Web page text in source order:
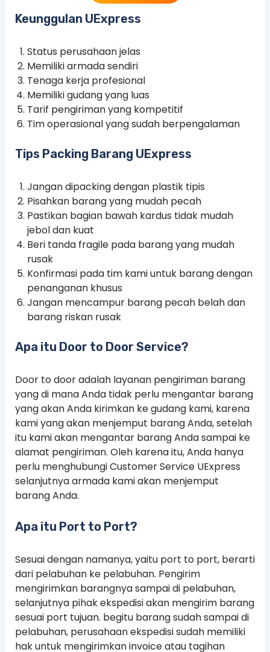
Keunggulan UExpress
Status perusahaan jelas
Memiliki armada sendiri
Tenaga kerja profesional
Memiliki gudang yang luas
Tarif pengiriman yang kompetitif
Tim operasional yang sudah berpengalaman
Tips Packing Barang UExpress
Jangan dipacking dengan plastik tipis
Pisahkan barang yang mudah pecah
Pastikan bagian bawah kardus tidak mudah
jebol dan kuat
Beri tanda fragile pada barang yang mudah
rusak
Konfirmasi pada tim kami untuk barang dengan
penanganan khusus
Jangan mencampur barang pecah belah dan
barang riskan rusak
Apa itu Door to Door Service?
Door to door adalah layanan pengiriman barang
yang di mana Anda tidak perlu mengantar barang
yang akan Anda kirimkan ke gudang kami, karena
kami yang akan menjemput barang Anda, setelah
itu kami akan mengantar barang Anda sampai ke
alamat pengiriman. Oleh karena itu, Anda hanya
perlu menghubungi Customer Service UExpress
selanjutnya armada kami akan menjemput
barang Anda.
Apa itu Port to Port?
Sesuai dengan namanya, yaitu port to port, berarti
dari pelabuhan ke pelabuhan. Pengirim
mengirimkan barangnya sampai di pelabuhan,
selanjutnya pihak ekspedisi akan mengirim barang
sesuai port tujuan. begitu barang sudah sampai di
pelabuhan, perusahaan ekspedisi sudah memiliki
hak untuk mengirimkan invoice atau tagihan